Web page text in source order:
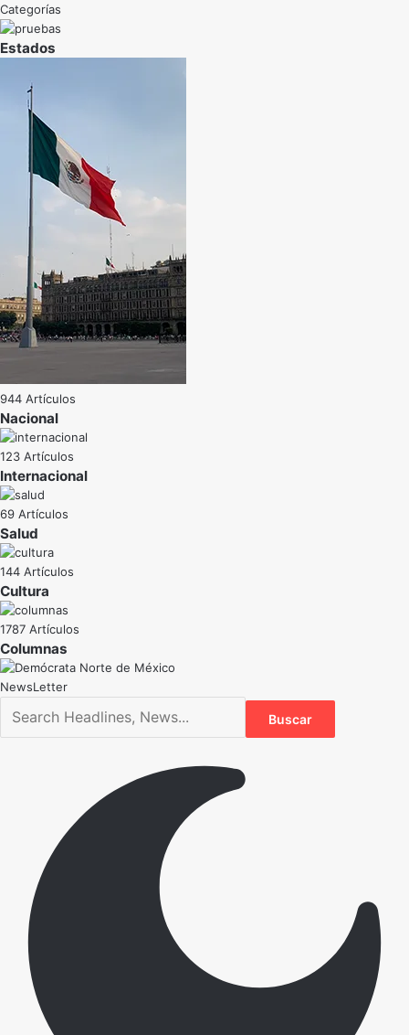
Categorías
Estados
944 Artículos
Nacional
123 Artículos
Internacional
69 Artículos
Salud
144 Artículos
Cultura
1787 Artículos
NewsLetter